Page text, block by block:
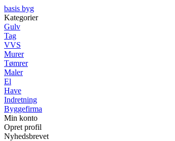
basis byg
Kategorier
Gulv
Tag
VVS
Murer
Tømrer
Maler
El
Have
Indretning
Byggefirma
Min konto
Opret profil
Nyhedsbrevet